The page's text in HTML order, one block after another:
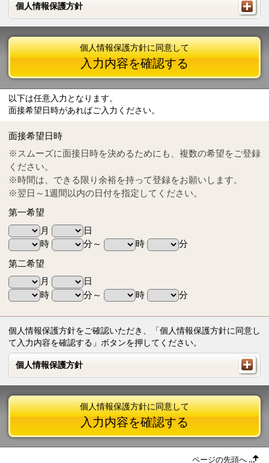
個人情報保護方針
個人情報保護方針
Tel
0570-55-0314
個人情報保護方針に同意して
入力内容を確認する
以下は任意入力となります。
面接希望日時があればご入力ください。
面接希望日時
※スムーズに面接日時を決めるためにも、複数の希望をご登録
ください。
※時間は、できる限り余裕を持って登録をお願いします。
※翌日～1週間以内の日付を指定してください。
第一希望
月
日
時
分～ 時
分
第二希望
月
日
時
分～ 時 分
個人情報保護方針をご確認いただき、「個人情報保護方針に同意し
て入力内容を確認する」ボタンを押してください。
個人情報保護方針
個人情報保護方針
個人情報保護方針に同意して
入力内容を確認する
ページの先頭へ